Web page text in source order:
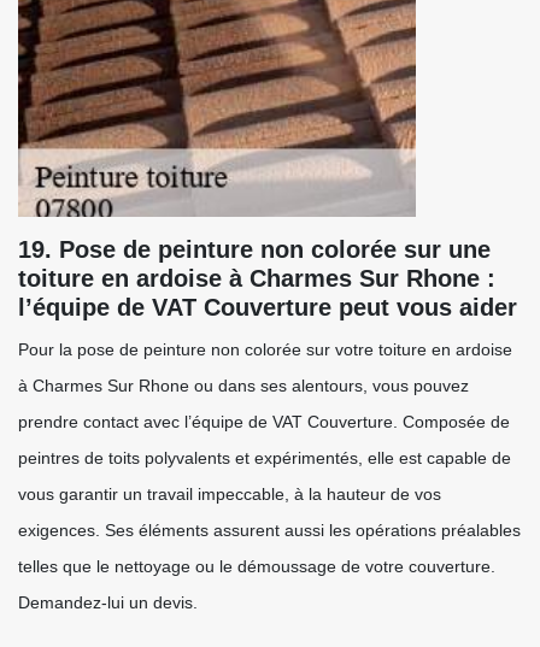
19. Pose de peinture non colorée sur une
toiture en ardoise à Charmes Sur Rhone :
l’équipe de VAT Couverture peut vous aider
Pour la pose de peinture non colorée sur votre toiture en ardoise
à Charmes Sur Rhone ou dans ses alentours, vous pouvez
prendre contact avec l’équipe de VAT Couverture. Composée de
peintres de toits polyvalents et expérimentés, elle est capable de
vous garantir un travail impeccable, à la hauteur de vos
exigences. Ses éléments assurent aussi les opérations préalables
telles que le nettoyage ou le démoussage de votre couverture.
Demandez-lui un devis.